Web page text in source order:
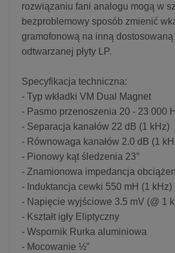
rozwiązaniu fani analogu mogą w
bezproblemowy sposób zmienić
gramofonową na inną
odtwarzanej płyty LP.
Specyfikacja techniczna:
- Typ wkładki VM Dual Magnet
- Pasmo przenoszenia 20 - 23 000
- Separacja kanałów 22 dB (1 kHz)
- Równowaga kanałów 2.0 dB (1
- Pionowy kąt śledzenia 23°
- Znamionowa impedancja
- Induktancja cewki 550 mH (1 kHz)
- Napięcie wyjściowe 3.5 mV (@ 1
- Kształt igły Eliptyczny
- Wspornik Rurka aluminiowa
- Mocowanie ½”